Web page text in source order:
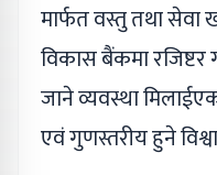
मार्फत वस्तु तथा सेवा
विकास बैंकमा रजिष्टर
जाने व्यवस्था
एवं गुणस्तरीय हुने